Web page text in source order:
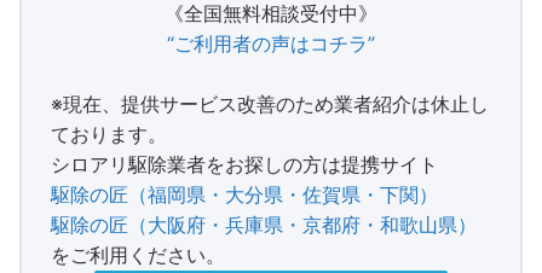
《全国無料相談受付中》
“ご利用者の声はコチラ”
※現在、提供サービス改善のため業者紹介は休止し
ております。
シロアリ駆除業者をお探しの方は提携サイト
駆除の匠（福岡県・大分県・佐賀県・下関）
駆除の匠（大阪府・兵庫県・京都府・和歌山県）
をご利用ください。